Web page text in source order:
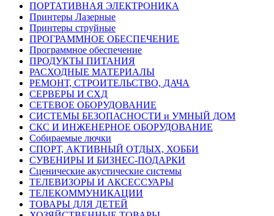
ПОРТАТИВНАЯ ЭЛЕКТРОНИКА
Принтеры Лазерные
Принтеры струйные
ПРОГРАММНОЕ ОБЕСПЕЧЕНИЕ
Программное обеспечение
ПРОДУКТЫ ПИТАНИЯ
РАСХОДНЫЕ МАТЕРИАЛЫ
РЕМОНТ, СТРОИТЕЛЬСТВО, ДАЧА
СЕРВЕРЫ И СХД
СЕТЕВОЕ ОБОРУДОВАНИЕ
СИСТЕМЫ БЕЗОПАСНОСТИ и УМНЫЙ ДОМ
СКС И ИНЖЕНЕРНОЕ ОБОРУДОВАНИЕ
Собираемые лючки
СПОРТ, АКТИВНЫЙ ОТДЫХ, ХОББИ
СУВЕНИРЫ И БИЗНЕС-ПОДАРКИ
Сценические акустические системы
ТЕЛЕВИЗОРЫ И АКСЕССУАРЫ
ТЕЛЕКОММУНИКАЦИИ
ТОВАРЫ ДЛЯ ДЕТЕЙ